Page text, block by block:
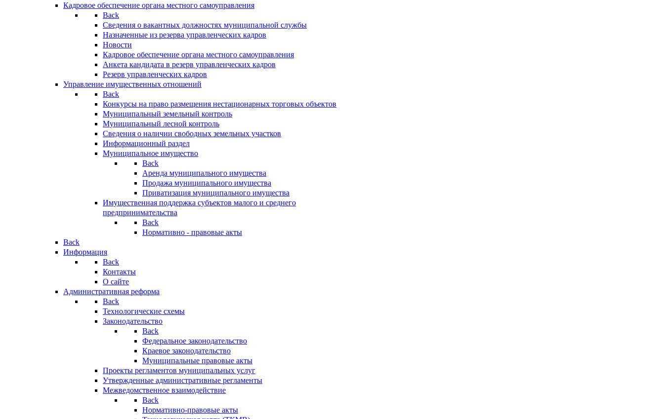
Кадровое обеспечение органа местного самоуправления
Back
Сведения о вакантных должностях муниципальной службы
Назначенные из резерва управленческих кадров
Новости
Кадровое обеспечение органа местного самоуправления
Анкета кандидата в резерв управленческих кадров
Резерв управленческих кадров
Управление имущественных отношений
Back
Конкурсы на право размещения нестационарных торговых объектов
Муниципальный земельный контроль
Муниципальный лесной контроль
Сведения о наличии свободных земельных участков
Информационный раздел
Муниципальное имущество
Back
Аренда муниципального имущества
Продажа муниципального имущества
Приватизация муниципального имущества
Имущественная поддержка субъектов малого и среднего
предпринимательства
Back
Нормативно - правовые акты
Back
Информация
Back
Контакты
О сайте
Административная реформа
Back
Технологические схемы
Законодательство
Back
Федеральное законодательство
Краевое законодательство
Муниципальные правовые акты
Проекты регламентов муниципальных услуг
Утвержденные административные регламенты
Межведомственное взаимодействие
Back
Нормативно-правовые акты